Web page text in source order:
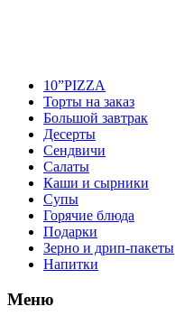
10”PIZZA
Торты на заказ
Большой завтрак
Десерты
Сендвичи
Салаты
Каши и сырники
Супы
Горячие блюда
Подарки
Зерно и дрип-пакеты
Напитки
Меню